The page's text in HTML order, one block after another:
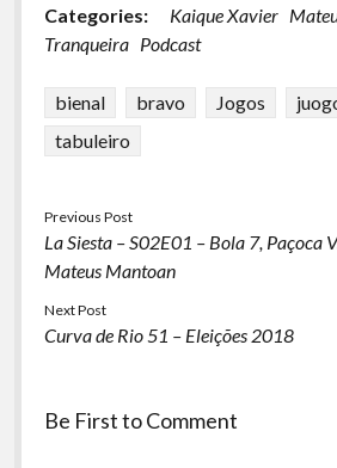
Categories: Kaique Xavier
Tranqueira Podcast
bienal bravo Jogos
tabuleiro
Previous Post
La Siesta – S02E01 – Bola 7, Paçoca
Mateus Mantoan
Next Post
Curva de Rio 51 – Eleições 2018
Be First to Comment